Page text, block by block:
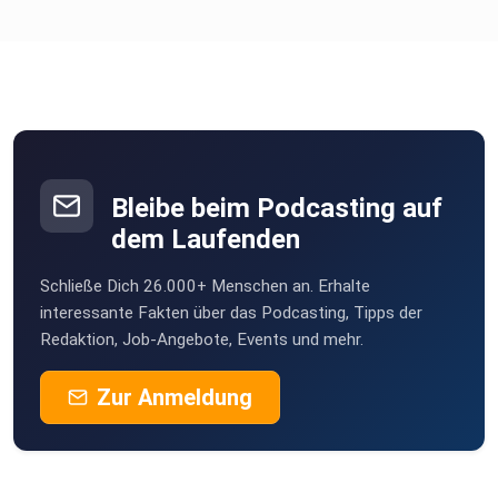
Bleibe beim Podcasting auf
dem Laufenden
Schließe Dich 26.000+ Menschen an. Erhalte
interessante Fakten über das Podcasting, Tipps der
Redaktion, Job-Angebote, Events und mehr.
Zur Anmeldung